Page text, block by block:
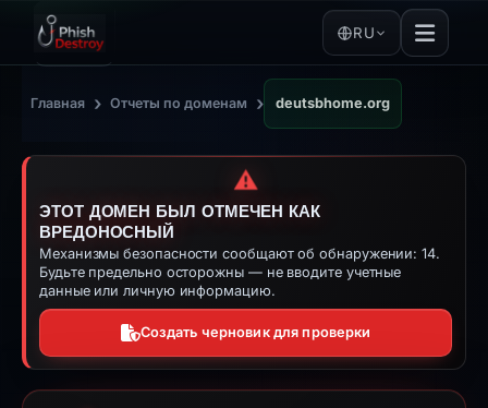
RU
Главная › Отчеты по доменам › deutsbhome.org
⚠️
ЭТОТ ДОМЕН БЫЛ ОТМЕЧЕН КАК
ВРЕДОНОСНЫЙ
Механизмы безопасности сообщают об обнаружении: 14.
Будьте предельно осторожны — не вводите учетные
данные или личную информацию.
Создать черновик для проверки